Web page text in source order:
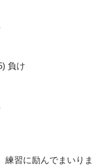
負け
練習に励んでまいりま